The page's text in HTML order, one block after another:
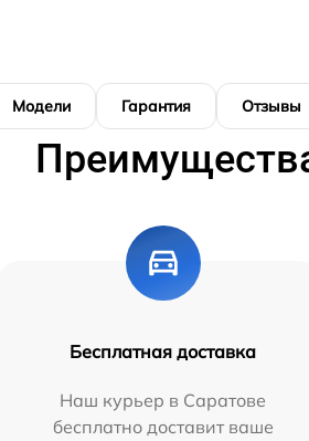
Модели Гарантия Отзывы
Бесплатная доставка
Наш курьер в Саратове
бесплатно доставит ваше